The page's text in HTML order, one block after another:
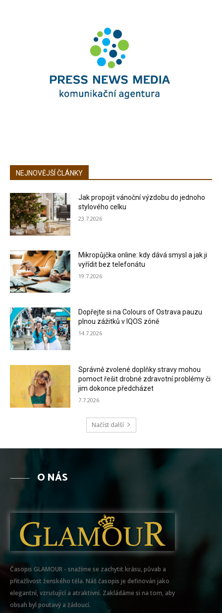
NEJNOVĚJŠÍ ČLÁNKY
Jak propojit vánoční výzdobu do jednoho
stylového celku
23.7.2026
Mikropůjčka online: kdy dává smysl a jak ji
vyřídit bez telefonátu
19.7.2026
Dopřejte si na Colours of Ostrava pauzu
plnou zážitků v IQOS zóně
14.7.2026
Správně zvolené doplňky stravy mohou
pomoct řešit drobné zdravotní problémy či
jim dokonce předcházet
7.7.2026
Načíst další
O NÁS
Časopis GLAMOUR - snažíme se zachytit krásu, půvab a
přitažlivost ženského těla. Náš časopis je definován jako
elegantní, vzrušující a atraktivní. Zakládáme si na tom, aby
obsah byl poutavý a žádoucí.